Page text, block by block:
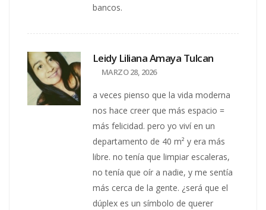
bancos.
Leidy Liliana Amaya Tulcan
MARZO 28, 2026
a veces pienso que la vida moderna
nos hace creer que más espacio =
más felicidad. pero yo viví en un
departamento de 40 m² y era más
libre. no tenía que limpiar escaleras,
no tenía que oír a nadie, y me sentía
más cerca de la gente. ¿será que el
dúplex es un símbolo de querer